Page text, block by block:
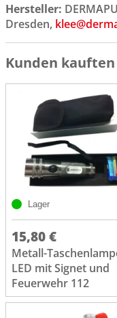
Hersteller:
Dresden,
Kunden kauften
Lager
15,80 €
Metall-
LED mit Signet und
Feuerwehr 112